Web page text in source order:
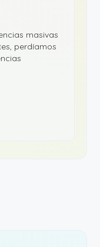
masivas
perdíamos